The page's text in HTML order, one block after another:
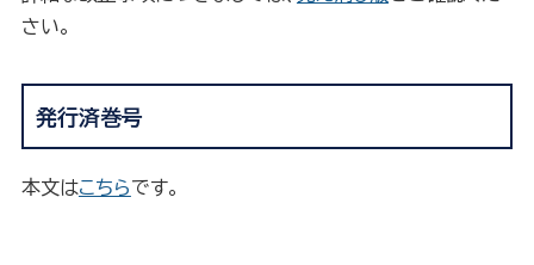
さい。
発行済巻号
本文はこちらです。